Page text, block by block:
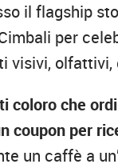
il flagship
per
visivi,
coloro che
coupon per
un caffè a